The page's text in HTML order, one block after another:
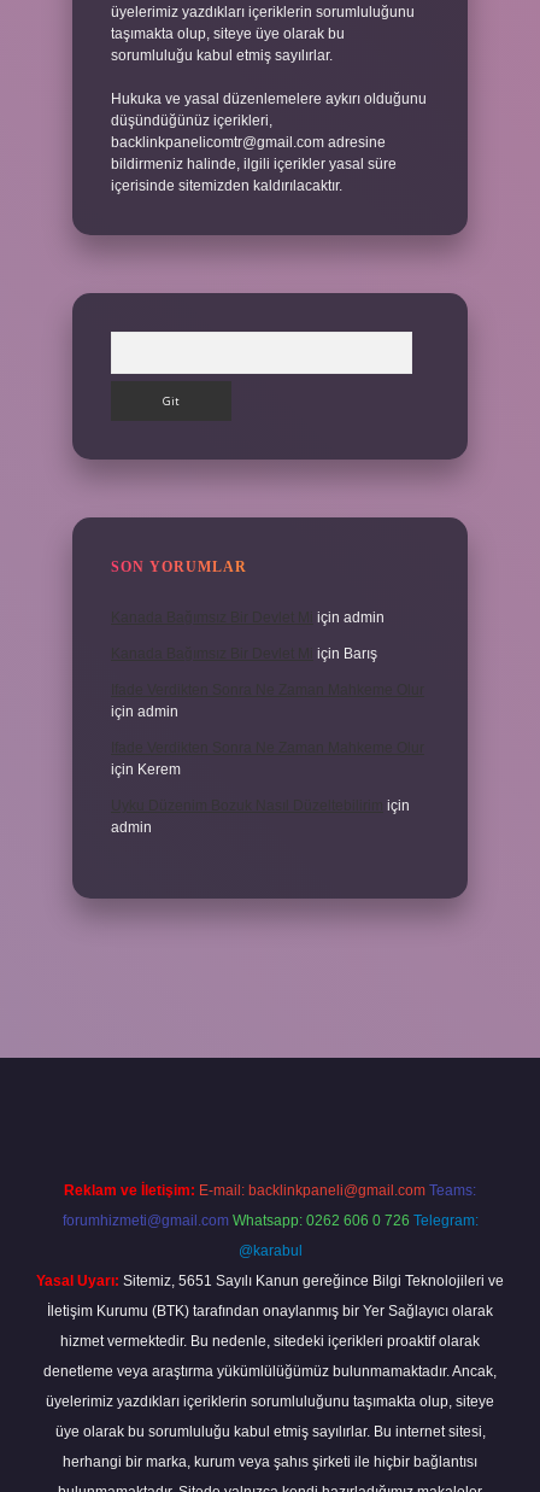
üyelerimiz yazdıkları içeriklerin sorumluluğunu
taşımakta olup, siteye üye olarak bu
sorumluluğu kabul etmiş sayılırlar.
Hukuka ve yasal düzenlemelere aykırı olduğunu
düşündüğünüz içerikleri,
backlinkpanelicomtr@gmail.com adresine
bildirmeniz halinde, ilgili içerikler yasal süre
içerisinde sitemizden kaldırılacaktır.
SON YORUMLAR
için admin
için Barış
için admin
için Kerem
için
admin
Reklam ve İletişim: E-mail: backlinkpaneli@gmail.com Teams:
forumhizmeti@gmail.com Whatsapp: 0262 606 0 726 Telegram:
@karabul
Yasal Uyarı: Sitemiz, 5651 Sayılı Kanun gereğince Bilgi Teknolojileri ve
İletişim Kurumu (BTK) tarafından onaylanmış bir Yer Sağlayıcı olarak
hizmet vermektedir. Bu nedenle, sitedeki içerikleri proaktif olarak
denetleme veya araştırma yükümlülüğümüz bulunmamaktadır. Ancak,
üyelerimiz yazdıkları içeriklerin sorumluluğunu taşımakta olup, siteye
üye olarak bu sorumluluğu kabul etmiş sayılırlar. Bu internet sitesi,
herhangi bir marka, kurum veya şahıs şirketi ile hiçbir bağlantısı